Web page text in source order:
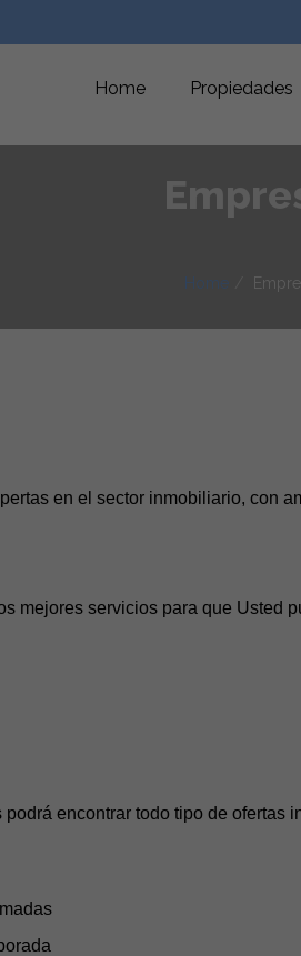
Home Propiedades
Home
en el sector inmobiliario, con
mejores servicios para que
encontrar todo tipo de ofertas